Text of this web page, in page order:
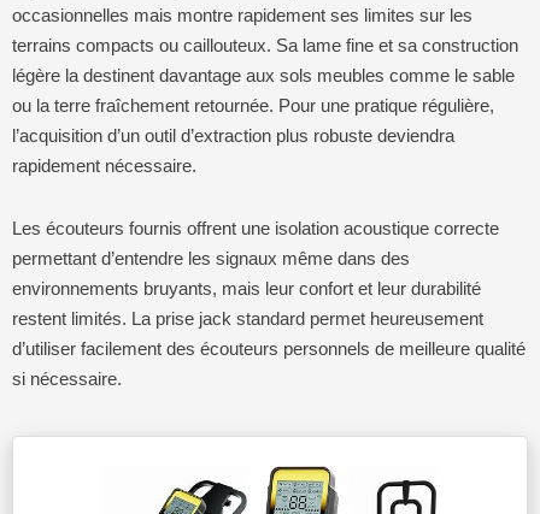
occasionnelles mais montre rapidement ses limites sur les
terrains compacts ou caillouteux. Sa lame fine et sa construction
légère la destinent davantage aux sols meubles comme le sable
ou la terre fraîchement retournée. Pour une pratique régulière,
l’acquisition d’un outil d’extraction plus robuste deviendra
rapidement nécessaire.
Les écouteurs fournis offrent une isolation acoustique correcte
permettant d’entendre les signaux même dans des
environnements bruyants, mais leur confort et leur durabilité
restent limités. La prise jack standard permet heureusement
d’utiliser facilement des écouteurs personnels de meilleure qualité
si nécessaire.